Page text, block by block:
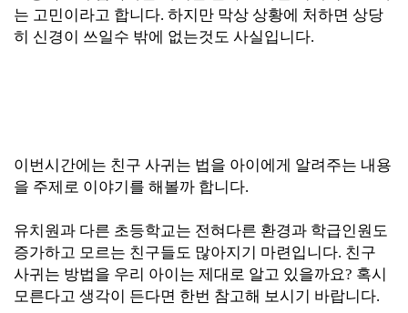
는 고민이라고 합니다. 하지만 막상 상황에 처하면 상당
히 신경이 쓰일수 밖에 없는것도 사실입니다.
이번시간에는 친구 사귀는 법을 아이에게 알려주는 내용
을 주제로 이야기를 해볼까 합니다.
유치원과 다른 초등학교는 전혀다른 환경과 학급인원도
증가하고 모르는 친구들도 많아지기 마련입니다. 친구
사귀는 방법을 우리 아이는 제대로 알고 있을까요? 혹시
모른다고 생각이 든다면 한번 참고해 보시기 바랍니다.